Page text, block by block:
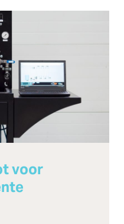
voor